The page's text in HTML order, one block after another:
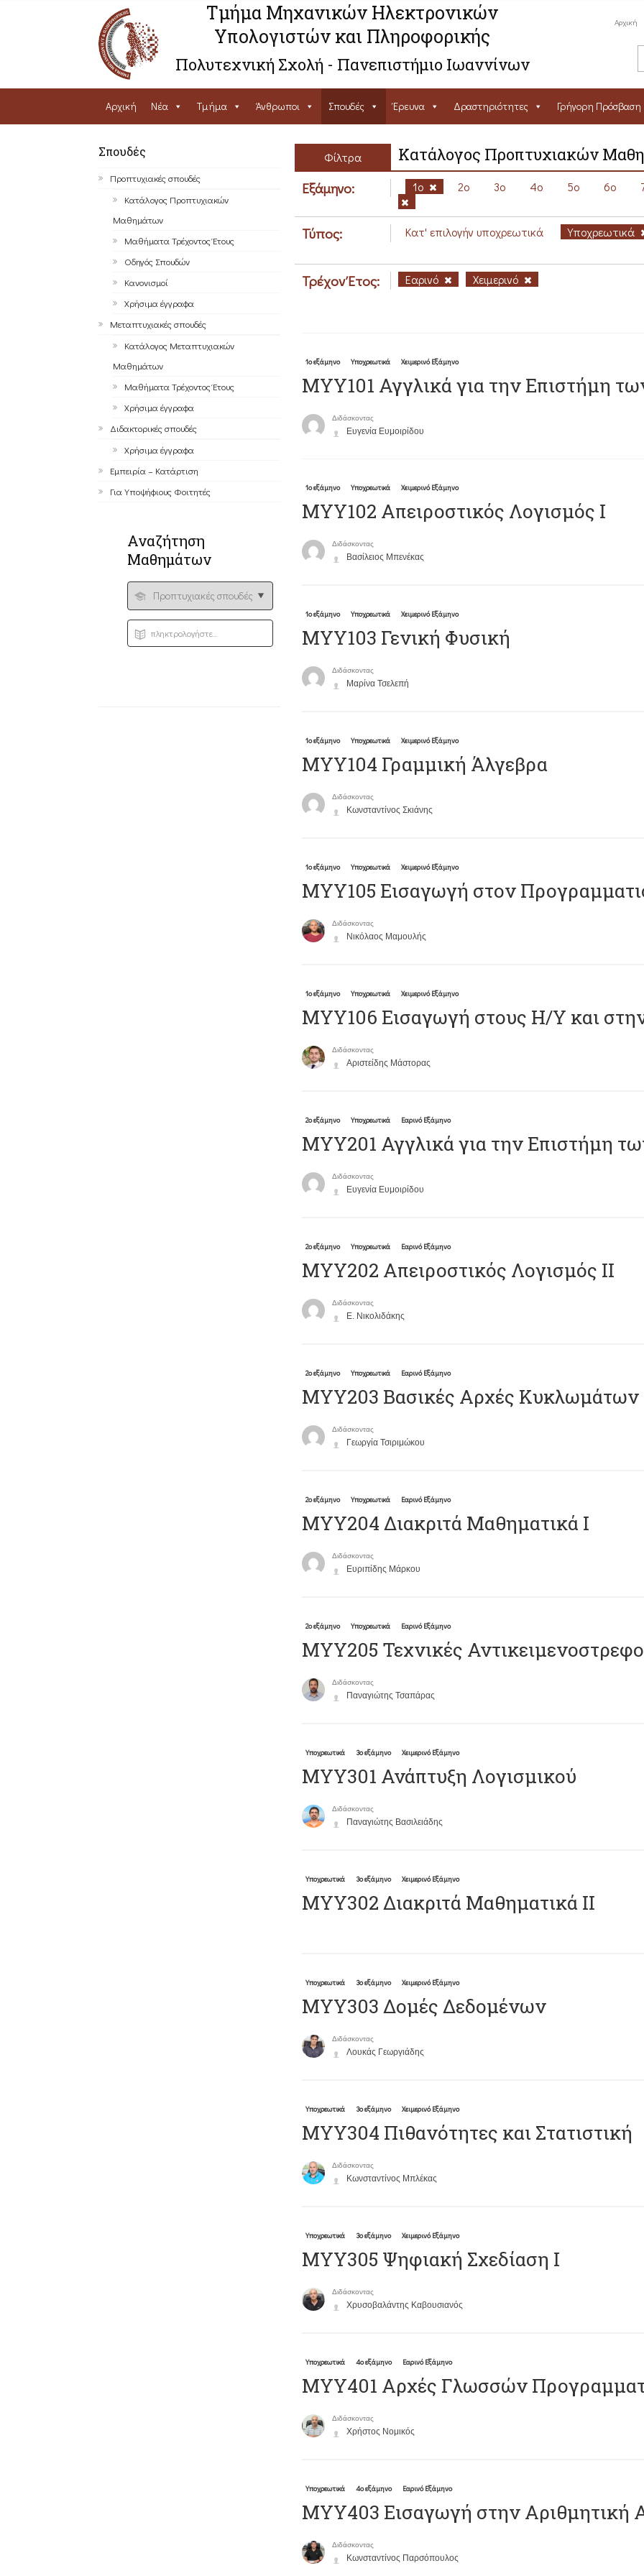
Τμήμα Μηχανικών Ηλεκτρονικών
Υπολογιστών και Πληροφορικής
Πολυτεχνική Σχολή - Πανεπιστήμιο Ιωαννίνων
Αρχική
Αρχική Νέα Τμήμα Άνθρωποι Σπουδές Έρευνα Δραστηριότητες Γρήγορη Πρόσβαση
Σπουδές
Προπτυχιακές σπουδές
Κατάλογος Προπτυχιακών
Μαθημάτων
Μαθήματα Τρέχοντος Έτους
Οδηγός Σπουδών
Κανονισμοί
Χρήσιμα έγγραφα
Μεταπτυχιακές σπουδές
Κατάλογος Μεταπτυχιακών
Μαθημάτων
Μαθήματα Τρέχοντος Έτους
Χρήσιμα έγγραφα
Διδακτορικές σπουδές
Χρήσιμα έγγραφα
Εμπειρία – Kατάρτιση
Για Υποψήφιους Φοιτητές
Αναζήτηση
Μαθημάτων
Φίλτρα Κατάλογος Προπτυχιακών
Εξάμηνο: 1ο 2ο 3ο 4ο 5ο 6ο
Τύπος: Κατ' επιλογήν υποχρεωτικά Υποχρεωτικά
Τρέχον Έτος: Εαρινό Χειμερινό
1ο εξάμηνο Υποχρεωτικά Χειμερινό Εξάμηνο
ΜΥΥ101 Αγγλικά για την Επιστήμη
Διδάσκοντας
Ευγενία Ευμοιρίδου
1ο εξάμηνο Υποχρεωτικά Χειμερινό Εξάμηνο
MYY102 Απειροστικός Λογισμός Ι
Διδάσκοντας
Βασίλειος Μπενέκας
1ο εξάμηνο Υποχρεωτικά Χειμερινό Εξάμηνο
ΜΥΥ103 Γενική Φυσική
Διδάσκοντας
Μαρίνα Τσελεπή
1ο εξάμηνο Υποχρεωτικά Χειμερινό Εξάμηνο
ΜΥΥ104 Γραμμική Άλγεβρα
Διδάσκοντας
Κωνσταντίνος Σκιάνης
1ο εξάμηνο Υποχρεωτικά Χειμερινό Εξάμηνο
ΜΥΥ105 Εισαγωγή στον
Διδάσκοντας
Νικόλαος Μαμουλής
1ο εξάμηνο Υποχρεωτικά Χειμερινό Εξάμηνο
ΜΥΥ106 Εισαγωγή στους Η/Υ και
Διδάσκοντας
Αριστείδης Μάστορας
2ο εξάμηνο Υποχρεωτικά Εαρινό Εξάμηνο
ΜΥΥ201 Αγγλικά για την Επιστήμη
Διδάσκοντας
Ευγενία Ευμοιρίδου
2ο εξάμηνο Υποχρεωτικά Εαρινό Εξάμηνο
MYY202 Απειροστικός Λογισμός ΙΙ
Διδάσκοντας
Ε. Νικολιδάκης
2ο εξάμηνο Υποχρεωτικά Εαρινό Εξάμηνο
ΜΥΥ203 Βασικές Αρχές Κυκλωμάτων
Διδάσκοντας
Γεωργία Τσιριμώκου
2ο εξάμηνο Υποχρεωτικά Εαρινό Εξάμηνο
ΜΥΥ204 Διακριτά Μαθηματικά Ι
Διδάσκοντας
Ευριπίδης Μάρκου
2ο εξάμηνο Υποχρεωτικά Εαρινό Εξάμηνο
ΜΥΥ205 Τεχνικές
Διδάσκοντας
Παναγιώτης Τσαπάρας
Υποχρεωτικά 3ο εξάμηνο Χειμερινό Εξάμηνο
ΜΥΥ301 Ανάπτυξη Λογισμικού
Διδάσκοντας
Παναγιώτης Βασιλειάδης
Υποχρεωτικά 3ο εξάμηνο Χειμερινό Εξάμηνο
ΜΥΥ302 Διακριτά Μαθηματικά ΙΙ
Υποχρεωτικά 3ο εξάμηνο Χειμερινό Εξάμηνο
ΜΥΥ303 Δομές Δεδομένων
Διδάσκοντας
Λουκάς Γεωργιάδης
Υποχρεωτικά 3ο εξάμηνο Χειμερινό Εξάμηνο
ΜΥΥ304 Πιθανότητες και Στατιστική
Διδάσκοντας
Κωνσταντίνος Μπλέκας
Υποχρεωτικά 3ο εξάμηνο Χειμερινό Εξάμηνο
ΜΥΥ305 Ψηφιακή Σχεδίαση Ι
Διδάσκοντας
Χρυσοβαλάντης Καβουσιανός
Υποχρεωτικά 4ο εξάμηνο Εαρινό Εξάμηνο
ΜΥΥ401 Αρχές Γλωσσών
Διδάσκοντας
Χρήστος Νομικός
Υποχρεωτικά 4ο εξάμηνο Εαρινό Εξάμηνο
ΜΥΥ403 Εισαγωγή στην Αριθμητική
Διδάσκοντας
Κωνσταντίνος Παρσόπουλος